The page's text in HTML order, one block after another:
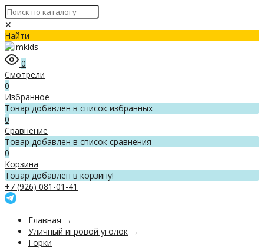
✕
Найти
0
Смотрели
0
Избранное
Товар добавлен в список избранных
0
Сравнение
Товар добавлен в список сравнения
0
Корзина
Товар добавлен в корзину!
+7 (926) 081-01-41
Главная →
Уличный игровой уголок →
Горки